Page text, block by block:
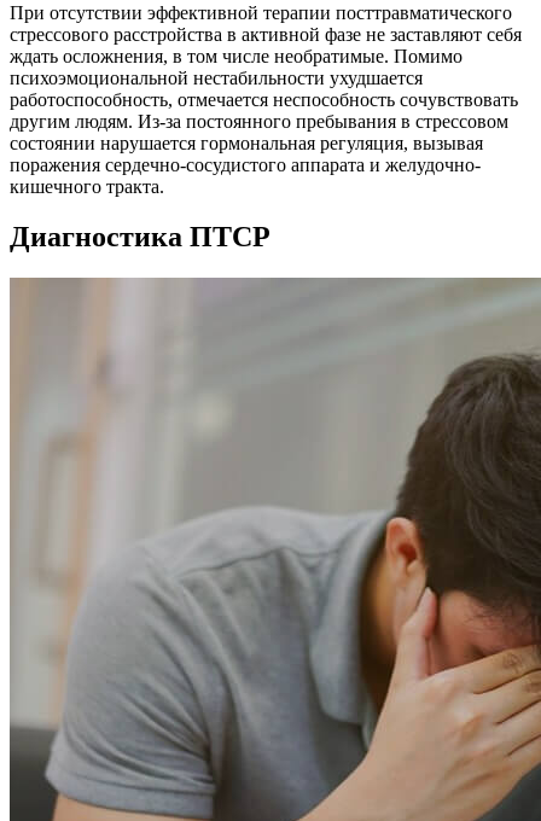
При отсутствии эффективной терапии посттравматического
стрессового расстройства в активной фазе не заставляют себя
ждать осложнения, в том числе необратимые. Помимо
психоэмоциональной нестабильности ухудшается
работоспособность, отмечается неспособность сочувствовать
другим людям. Из-за постоянного пребывания в стрессовом
состоянии нарушается гормональная регуляция, вызывая
поражения сердечно-сосудистого аппарата и желудочно-
кишечного тракта.
Диагностика ПТСР